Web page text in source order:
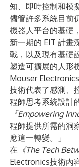
知、即時控制和模
儘管許多系統目前
機器人平台的基礎
新一期的 EIT 計畫
戰，以及現有基礎
塑造可擴展的人形
Mouser
技術代表了感測、
程師思考系統設計
『Empowering
程師提供所需的洞
應這一轉變。」
在 《The Tech
Electronics技術內